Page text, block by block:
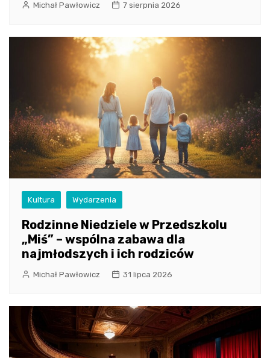
Michał Pawłowicz 7 sierpnia 2026
Kultura Wydarzenia
Rodzinne Niedziele w Przedszkolu
„Miś” – wspólna zabawa dla
najmłodszych i ich rodziców
Michał Pawłowicz 31 lipca 2026